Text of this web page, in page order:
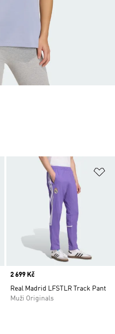
Přidat do seznamu přání
Price
2 699 Kč
Real Madrid LFSTLR Track Pant
Muži Originals